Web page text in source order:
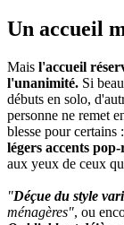
Un accueil
Mais l'accueil
l'unanimité. Si
débuts en solo,
personne ne remet
blesse pour certains :
légers accents
aux yeux de ceux
"Déçue du style
ménagères", ou